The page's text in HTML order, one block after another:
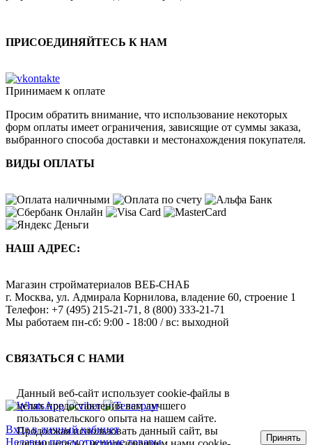
ПРИСОЕДИНЯЙТЕСЬ К НАМ
Принимаем к оплате
Просим обратить внимание, что использование некоторых
форм оплаты имеет ограничения, зависящие от суммы заказа,
выбранного способа доставки и местонахождения покупателя.
ВИДЫ ОПЛАТЫ
НАШ АДРЕС:
Магазин стройматериалов ВЕБ-СНАБ
г. Москва, ул. Адмирала Корнилова, владение 60, строение 1
Телефон: +7 (495) 215-21-71 , 8 (800) 333-21-71
Мы работаем пн-сб: 9:00 - 18:00 / вс: выходной
СВЯЗАТЬСЯ С НАМИ
Вход в личный кабинет
Недавно просмотренные товары
Данный веб-сайт использует cookie-файлы в
целях предоставления вам лучшего
пользовательского опыта на нашем сайте.
Продолжая использовать данный сайт, вы
Принять